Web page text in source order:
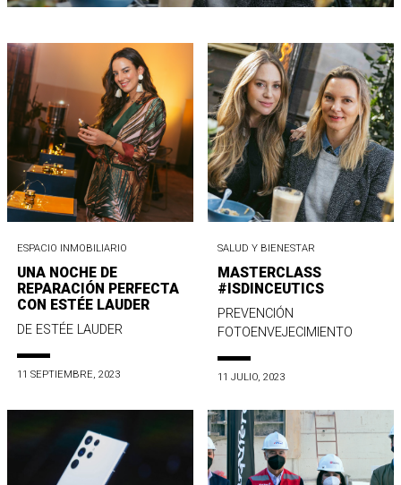
ESPACIO INMOBILIARIO
UNA NOCHE DE
REPARACIÓN PERFECTA
CON ESTÉE LAUDER
DE ESTÉE LAUDER
11 SEPTIEMBRE, 2023
SALUD Y BIENESTAR
MASTERCLASS
#ISDINCEUTICS
PREVENCIÓN
FOTOENVEJECIMIENTO
11 JULIO, 2023